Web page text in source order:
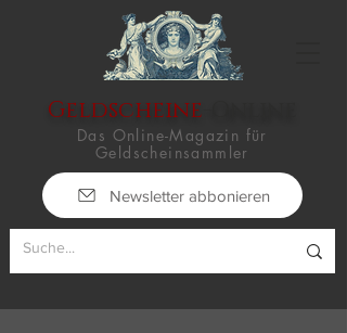
Geldscheine
Das Online-Magazin für
Geldscheinsammler
Newsletter abbonieren